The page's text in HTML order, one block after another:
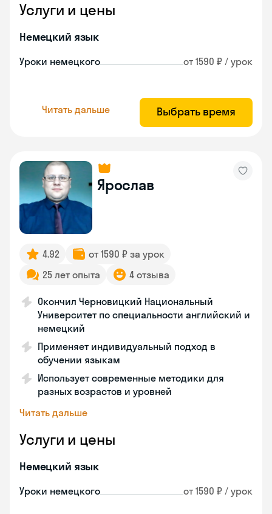
Услуги и цены
Немецкий язык
Уроки немецкого от 1590 ₽ / урок
Читать дальше Выбрать время
Ярослав
4.92
от 1590 ₽ за урок
25 лет опыта
4 отзыва
Окончил Черновицкий Национальный
Университет по специальности английский и
немецкий
Применяет индивидуальный подход в
обучении языкам
Использует современные методики для
разных возрастов и уровней
Читать дальше
Услуги и цены
Немецкий язык
Уроки немецкого от 1590 ₽ / урок